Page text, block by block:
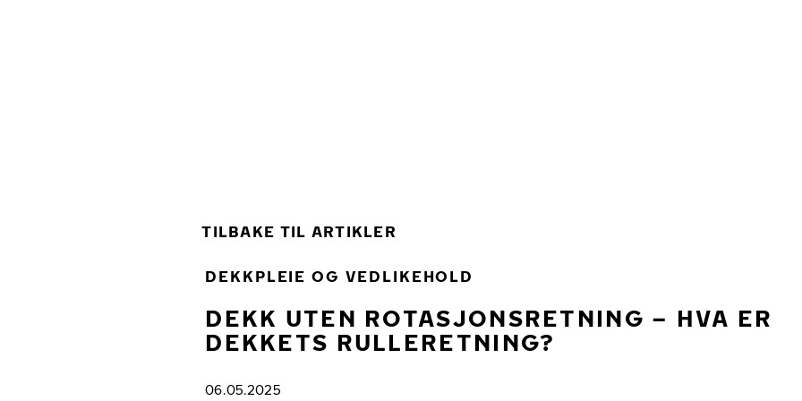
TILBAKE TIL ARTIKLER
DEKKPLEIE OG VEDLIKEHOLD
DEKK UTEN ROTASJONSRETNING – HVA ER
DEKKETS RULLERETNING?
06.05.2025